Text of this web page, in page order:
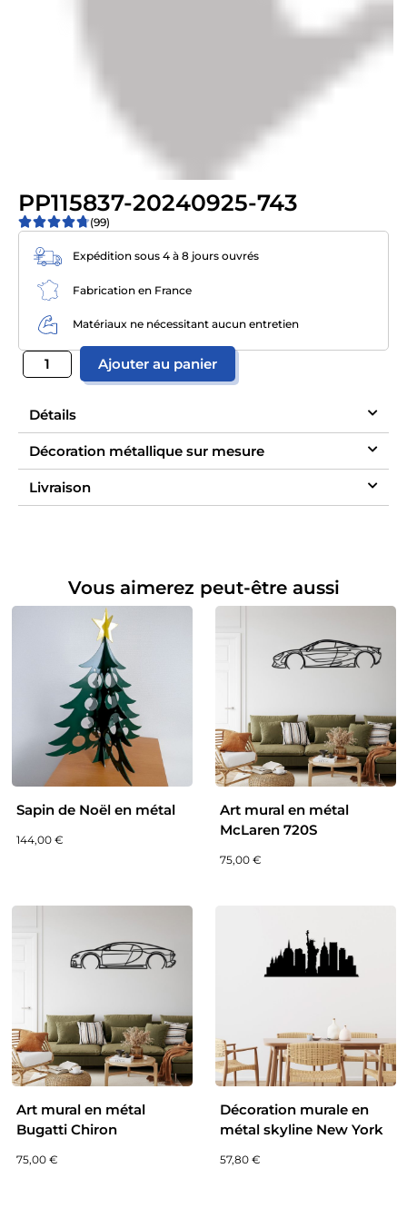
PP115837-20240925-743
(99)
Expédition sous 4 à 8 jours ouvrés
Fabrication en France
Matériaux ne nécessitant aucun entretien
Ajouter au panier
Détails
Décoration métallique sur mesure
Livraison
Vous aimerez peut-être aussi
Sapin de Noël en métal
144,00 €
Art mural en métal
McLaren 720S
75,00 €
Art mural en métal
Bugatti Chiron
75,00 €
Décoration murale en
métal skyline New York
57,80 €